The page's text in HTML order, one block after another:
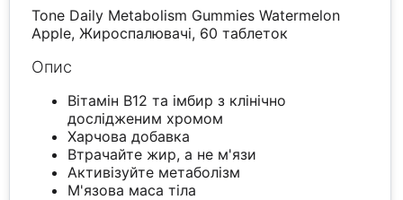
Tone Daily Metabolism Gummies Watermelon
Apple, Жироспалювачі, 60 таблеток
Опис
Вітамін B12 та імбир з клінічно
дослідженим хромом
Харчова добавка
Втрачайте жир, а не м'язи
Активізуйте метаболізм
М'язова маса тіла